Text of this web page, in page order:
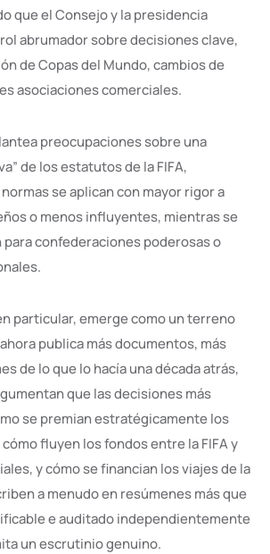
que el Consejo y la presidencia
abrumador sobre decisiones clave,
de Copas del Mundo, cambios de
asociaciones comerciales.
preocupaciones sobre una
de los estatutos de la FIFA,
se aplican con mayor rigor a
o menos influyentes, mientras se
para confederaciones poderosas o
particular, emerge como un terreno
publica más documentos, más
de lo que lo hacía una década atrás,
que las decisiones más
se premian estratégicamente los
fluyen los fondos entre la FIFA y
y cómo se financian los viajes de la
a menudo en resúmenes más que
e auditado independientemente
un escrutinio genuino.